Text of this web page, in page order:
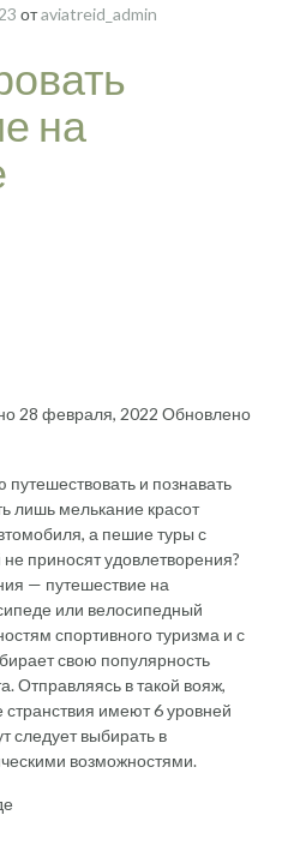
отaviatreid_admin
на
28 февраля, 2022 Обновлено
и познавать
лишь мелькание красот
а пешие туры с
приносят удовлетворения?
— путешествие на
или велосипедный
спортивного туризма и с
свою популярность
Отправляясь в такой вояж,
имеют 6 уровней
следует выбирать в
возможностями.